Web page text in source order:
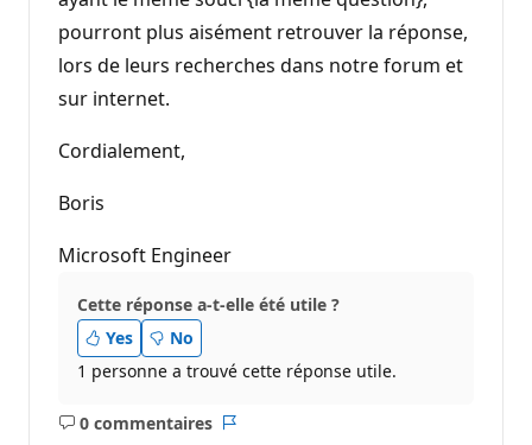
pourront plus aisément retrouver la réponse,
lors de leurs recherches dans notre forum et
sur internet.
Cordialement,
Boris
Microsoft Engineer
Cette réponse a-t-elle été utile ?
Yes
No
1 personne a trouvé cette réponse utile.
0 commentaires
Aucun